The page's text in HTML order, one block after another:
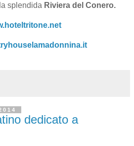
splendida Riviera del Conero.
dedicato a